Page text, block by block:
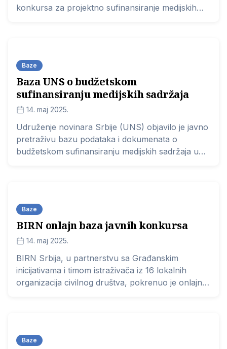
konkursa za projektno sufinansiranje medijskih
Baze
Baza UNS o budžetskom
sufinansiranju medijskih sadržaja
14. maj 2025.
Udruženje novinara Srbije (UNS) objavilo je javno
pretraživu bazu podataka i dokumenata o
budžetskom sufinansiranju medijskih sadržaja u
Baze
BIRN onlajn baza javnih konkursa
14. maj 2025.
BIRN Srbija, u partnerstvu sa Građanskim
inicijativama i timom istraživača iz 16 lokalnih
organizacija civilnog društva, pokrenuo je onlajn
Baze